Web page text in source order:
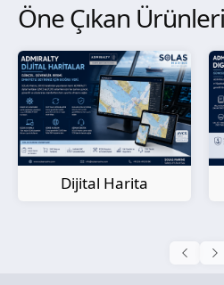
Öne Çıkan
Dijital Kitap